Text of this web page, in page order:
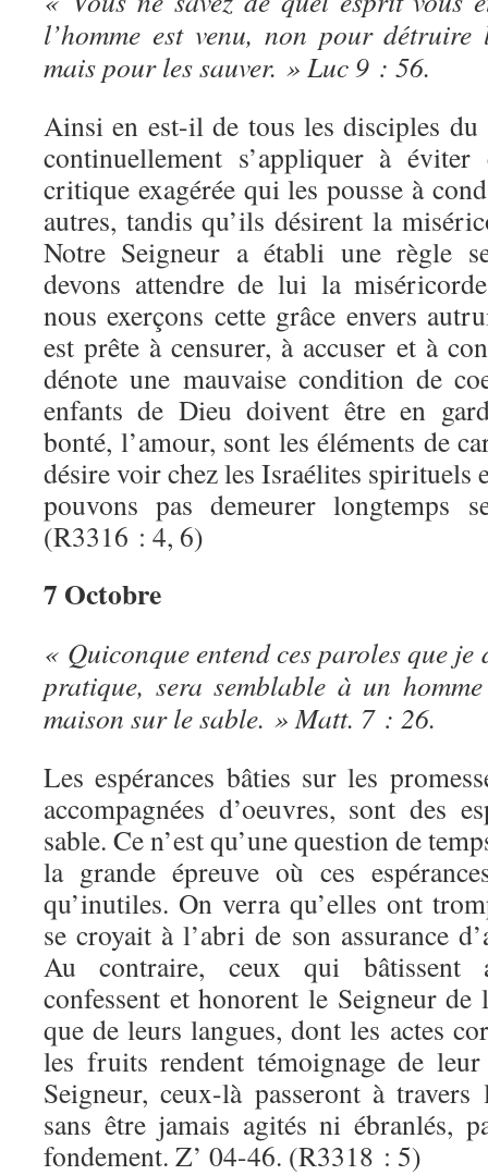
l’homme est venu, non pour détruire
mais pour les sauver. » Luc 9 : 56.
Ainsi en est-il de tous les disciples du
continuellement s’appliquer à
critique exagérée qui les pousse à
autres, tandis qu’ils désirent la
Notre Seigneur a établi une règle
devons attendre de lui la
nous exerçons cette grâce envers
est prête à censurer, à accuser et à
dénote une mauvaise condition de
enfants de Dieu doivent être en
bonté, l’amour, sont les éléments de
désire voir chez les Israélites spirituels
pouvons pas demeurer longtemps
(R3316 : 4, 6)
7 Octobre
« Quiconque entend ces paroles que je
pratique, sera semblable à un
maison sur le sable. » Matt. 7 : 26.
Les espérances bâties sur les
accompagnées d’oeuvres, sont des
sable. Ce n’est qu’une question de
la grande épreuve où ces
qu’inutiles. On verra qu’elles ont
se croyait à l’abri de son assurance
Au contraire, ceux qui bâtissent
confessent et honorent le Seigneur de
que de leurs langues, dont les actes
les fruits rendent témoignage de
Seigneur, ceux-là passeront à
sans être jamais agités ni ébranlés,
fondement. Z’ 04-46. (R3318 : 5)